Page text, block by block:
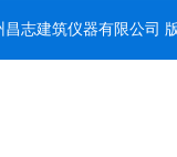
志建筑仪器有限公司